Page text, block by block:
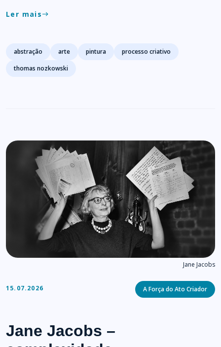
Ler maiseast
Tags
abstração arte pintura
processo criativo
thomas nozkowski
Jane Jacobs
15.07.2026 Categories
A Força do Ato Criador
Jane Jacobs –